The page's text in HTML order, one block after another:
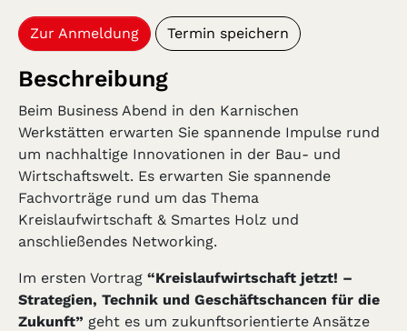
Zur Anmeldung Termin speichern
Beschreibung
Beim Business Abend in den Karnischen
Werkstätten erwarten Sie spannende Impulse rund
um nachhaltige Innovationen in der Bau- und
Wirtschaftswelt. Es erwarten Sie spannende
Fachvorträge rund um das Thema
Kreislaufwirtschaft & Smartes Holz und
anschließendes Networking.
Im ersten Vortrag “Kreislaufwirtschaft jetzt! –
Strategien, Technik und Geschäftschancen für die
Zukunft” geht es um zukunftsorientierte Ansätze